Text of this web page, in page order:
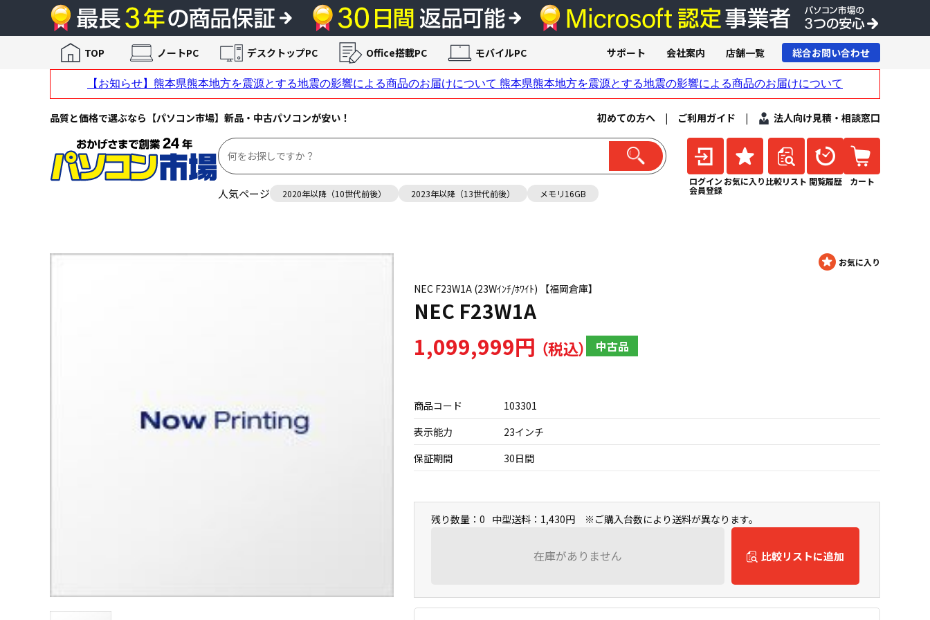
品質と価格で選ぶなら【パソコン市場】新品・中古パソコンが安い！ 初めての方へ | ご利用ガイド | 法人向け見積・相談窓口
人気ページ 2020年以降（10世代前後） 2023年以降（13世代前後） メモリ16GB
ログイン
会員登録
お気に入り 比較リスト 閲覧履歴 カート
TOP ノートPC デスクトップPC Office搭載PC モバイルPC サポート 会社案内 店舗一覧 総合お問い合わせ
NEC F23W1A (23Wｲﾝﾁ/ﾎﾜｲﾄ) 【福岡倉庫】
NEC F23W1A
1,099,999円 中古品
商品コード
103301
表示能力
23インチ
保証期間
30日間
残り数量：0 中型送料：1,430円 ※ご購入台数により送料が異なります。
在庫がありません 比較リストに追加